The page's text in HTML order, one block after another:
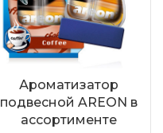
Ароматизатор
подвесной AREON в
ассортименте